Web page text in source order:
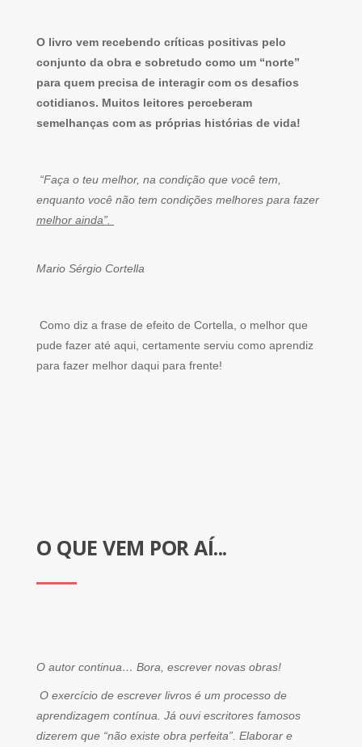
O livro vem recebendo críticas positivas pelo
conjunto da obra e sobretudo como um “norte”
para quem precisa de interagir com os desafios
cotidianos. Muitos leitores perceberam
semelhanças com as próprias histórias de vida!
“Faça o teu melhor, na condição que você tem,
enquanto você não tem condições melhores para fazer
melhor ainda”.
Mario Sérgio Cortella
Como diz a frase de efeito de Cortella, o melhor que
pude fazer até aqui, certamente serviu como aprendiz
para fazer melhor daqui para frente!
O QUE VEM POR AÍ...
O autor continua… Bora, escrever novas obras!
O exercício de escrever livros é um processo de
aprendizagem contínua. Já ouvi escritores famosos
dizerem que “não existe obra perfeita”. Elaborar e